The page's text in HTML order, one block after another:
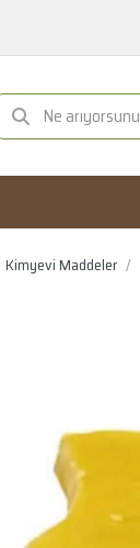
Kimyevi Maddeler